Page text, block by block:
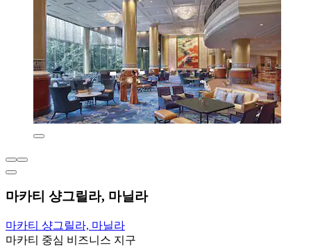
마카티 샹그릴라, 마닐라
마카티 샹그릴라, 마닐라
마카티 중심 비즈니스 지구